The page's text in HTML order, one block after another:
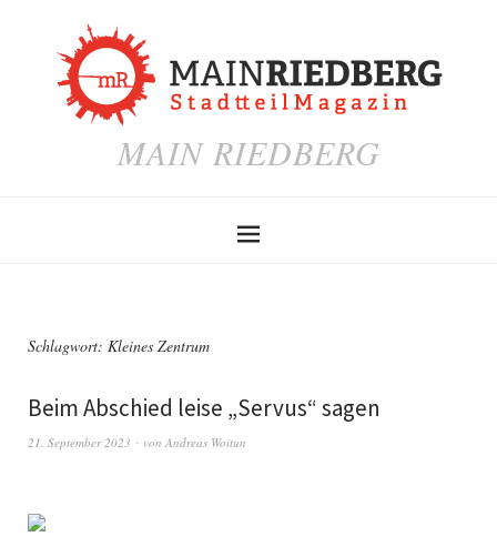
MAIN RIEDBERG
Schlagwort: Kleines Zentrum
Beim Abschied leise „Servus“ sagen
21. September 2023 von Andreas Woitun